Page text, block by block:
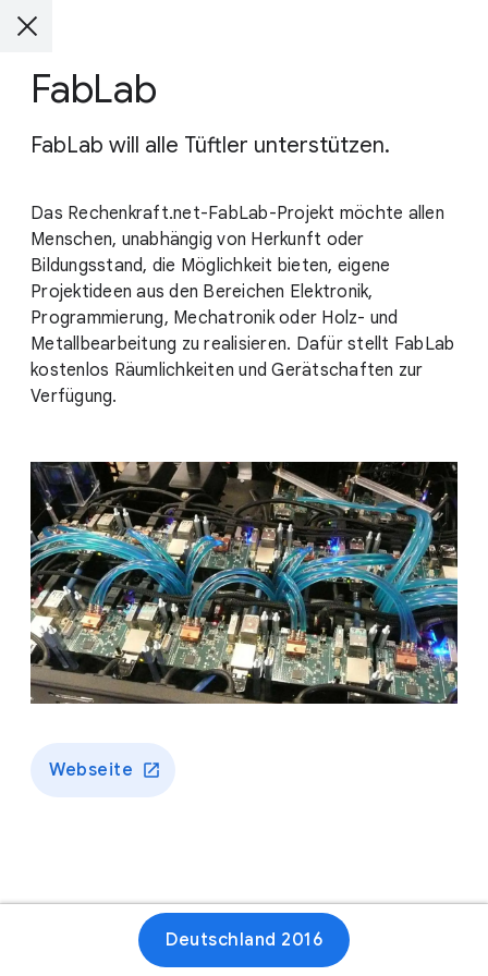
FabLab
FabLab will alle Tüftler unterstützen.
Das Rechenkraft.net-FabLab-Projekt möchte allen
Menschen, unabhängig von Herkunft oder
Bildungsstand, die Möglichkeit bieten, eigene
Projektideen aus den Bereichen Elektronik,
Programmierung, Mechatronik oder Holz- und
Metallbearbeitung zu realisieren. Dafür stellt FabLab
kostenlos Räumlichkeiten und Gerätschaften zur
Verfügung.
Webseite
Deutschland 2016